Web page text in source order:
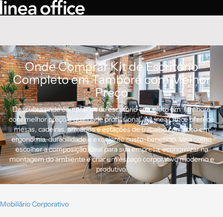
Onde Comprar Kit de Escritório
Completo em Tamboré com Melhor
Preço
Descubra onde comprar kit de escritório completo em Tamboré
com melhor preço e qualidade profissional. A Linea Office oferece
mesas, cadeiras, armários e estações de trabalho com foco em
ergonomia, durabilidade e excelente custo-benefício. Veja como
escolher a composição ideal para sua empresa, economizar na
montagem do ambiente e criar um espaço corporativo moderno e
produtivo.
Mobiliário Corporativo